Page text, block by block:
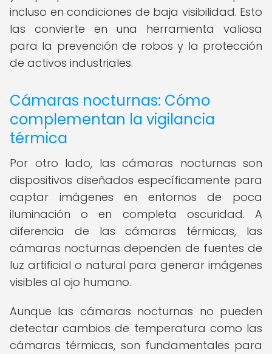
incluso en condiciones de baja visibilidad. Esto
las convierte en una herramienta valiosa
para la prevención de robos y la protección
de activos industriales.
Cámaras nocturnas: Cómo
complementan la vigilancia
térmica
Por otro lado, las cámaras nocturnas son
dispositivos diseñados específicamente para
captar imágenes en entornos de poca
iluminación o en completa oscuridad. A
diferencia de las cámaras térmicas, las
cámaras nocturnas dependen de fuentes de
luz artificial o natural para generar imágenes
visibles al ojo humano.
Aunque las cámaras nocturnas no pueden
detectar cambios de temperatura como las
cámaras térmicas, son fundamentales para